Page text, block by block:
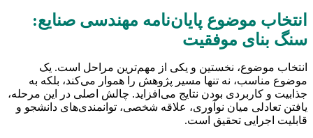
انتخاب موضوع پایان‌نامه مهندسی صنایع:
سنگ بنای موفقیت
انتخاب موضوع، نخستین و یکی از مهم‌ترین مراحل است. یک
موضوع مناسب، نه تنها مسیر پژوهش را هموار می‌کند، بلکه به
جذابیت و کاربردی بودن نتایج می‌افزاید. چالش اصلی در این مرحله،
یافتن تعادلی میان نوآوری، علاقه شخصی، توانمندی‌های دانشجو و
قابلیت اجرایی تحقیق است.